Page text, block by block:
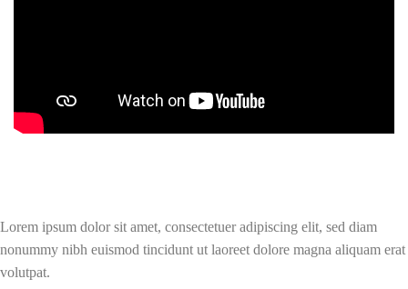
Lorem ipsum dolor sit amet, consectetuer adipiscing elit, sed diam
nonummy nibh euismod tincidunt ut laoreet dolore magna aliquam erat
volutpat.